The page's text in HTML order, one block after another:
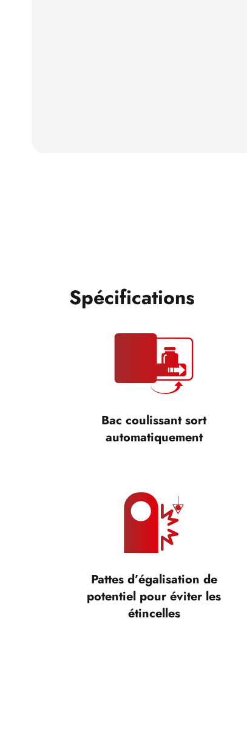
Spécifications
Bac coulissant sort
automatiquement
Pattes d’égalisation de
potentiel pour éviter les
étincelles